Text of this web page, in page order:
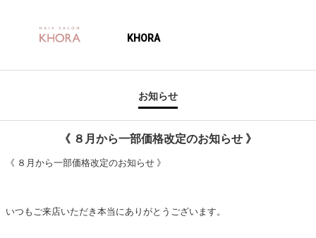
KHORA
お知らせ
《 ８月から一部価格改定のお知らせ 》
《 ８月から一部価格改定のお知らせ 》
いつもご来店いただき本当にありがとうございます。